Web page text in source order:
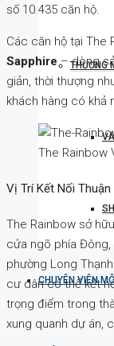
THƯƠNG
CHUYÊN VIÊN
số 10.435 căn hộ.
Các căn hộ tại The
Sapphire– dòng
giản, thời thượng
khách hàng có khả
The Rainbow
Vị Trí Kết Nối
The Rainbow sở
cửa ngõ phía Đông,
phường Long
cư dân có thể kết
trọng điểm trong
xung quanh dự án,